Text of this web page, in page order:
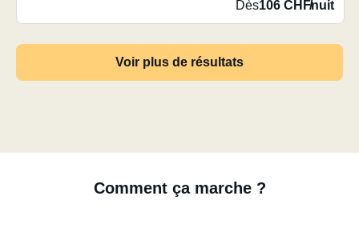
Dès106 CHF/nuit
Voir plus de résultats
Comment ça marche ?